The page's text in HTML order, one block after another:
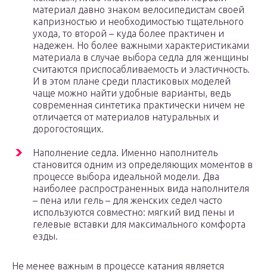
материал давно знаком велосипедистам своей
капризностью и необходимостью тщательного
ухода, то второй – куда более практичен и
надежен. Но более важными характеристиками
материала в случае выбора седла для женщины
считаются приспосабливаемость и эластичность.
И в этом плане среди пластиковых моделей
чаще можно найти удобные варианты, ведь
современная синтетика практически ничем не
отличается от материалов натуральных и
дорогостоящих.
Наполнение седла. Именно наполнитель
становится одним из определяющих моментов в
процессе выбора идеальной модели. Два
наиболее распространенных вида наполнителя
– пена или гель – для женских седел часто
используются совместно: мягкий вид пены и
гелевые вставки для максимального комфорта
езды.
Не менее важным в процессе катания является